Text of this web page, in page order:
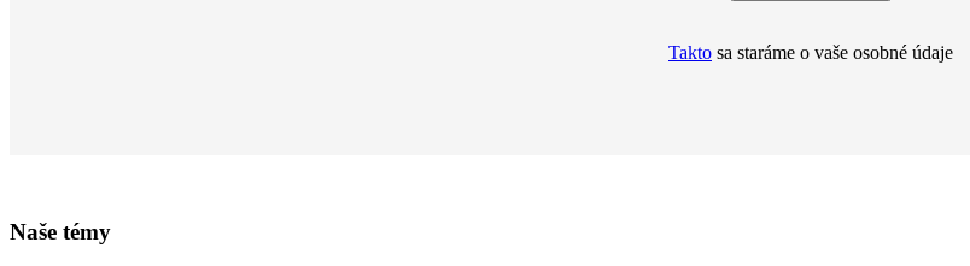
Takto sa staráme o vaše osobné údaje
Naše témy